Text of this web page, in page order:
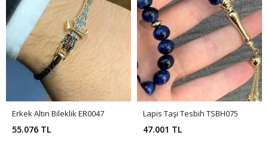
Erkek Altın Bileklik ER0047
55.076 TL
Lapis Taşi Tesbih TSBH075
47.001 TL